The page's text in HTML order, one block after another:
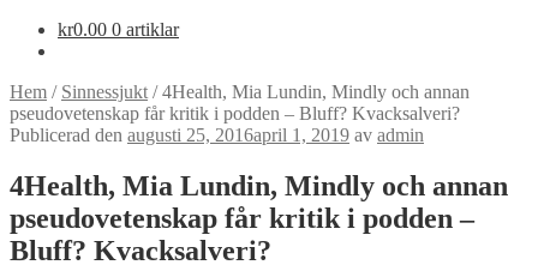
kr0.00 0 artiklar
Hem / Sinnessjukt /4Health, Mia Lundin, Mindly och annan
pseudovetenskap får kritik i podden – Bluff? Kvacksalveri?
Publicerad den augusti 25, 2016april 1, 2019 av admin
4Health, Mia Lundin, Mindly och annan
pseudovetenskap får kritik i podden –
Bluff? Kvacksalveri?